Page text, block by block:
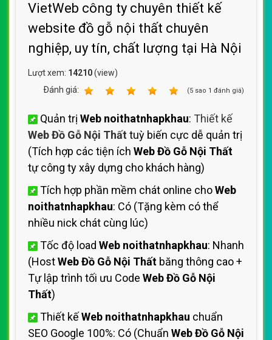
VietWeb công ty chuyên thiết kế
website đồ gỗ nội thất chuyên
nghiệp, uy tín, chất lượng tại Hà Nội
Lượt xem: 14210(view)
Ðánh giá:
(5 sao 1 đánh giá)
Quản trị Web noithatnhapkhau: Thiết kế
Web Đồ Gỗ Nội Thất tuỳ biến cực dễ quản trị
(Tích hợp các tiện ích Web Đồ Gỗ Nội Thất
tự công ty xây dựng cho khách hàng)
Tích hợp phần mềm chát online choWeb
noithatnhapkhau: Có (Tặng kèm có thể
nhiều nick chát cùng lúc)
Tốc độ load Web noithatnhapkhau: Nhanh
(HostWeb Đồ Gỗ Nội Thất băng thông cao +
Tự lập trình tối ưu Code Web Đồ Gỗ Nội
Thất)
Thiết kếWeb noithatnhapkhau chuẩn
SEO Google 100%: Có (Chuẩn Web Đồ Gỗ Nội